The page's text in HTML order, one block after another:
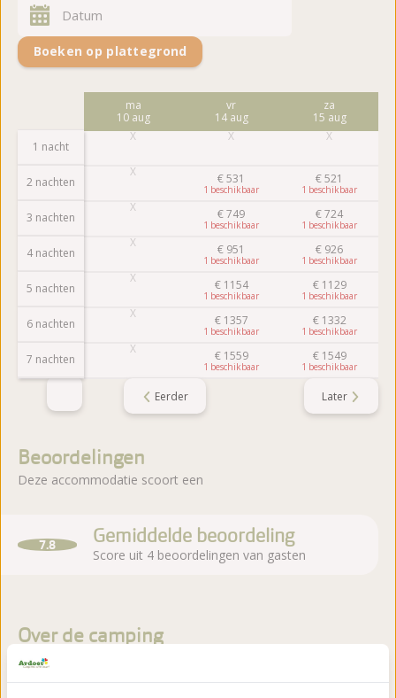
Boeken op plattegrond
Eerder Later
1 nacht
2 nachten
3 nachten
4 nachten
5 nachten
6 nachten
7 nachten
ma
10 aug
vr
14 aug
€531
1
€749
1
€ 951
1
€ 1154
1
€ 1357
1
€ 1559
1
za
15 aug
€521
1
€724
1
€ 926
1
€ 1129
1
€ 1332
1
€ 1549
1
Beoordelingen
Deze accommodatie scoort een
7.8 Gemiddelde beoordeling
Score uit 4 beoordelingen van gasten
Over de camping
Camping & Bungalowpark De Haeghehorst ligt in Ermelo,